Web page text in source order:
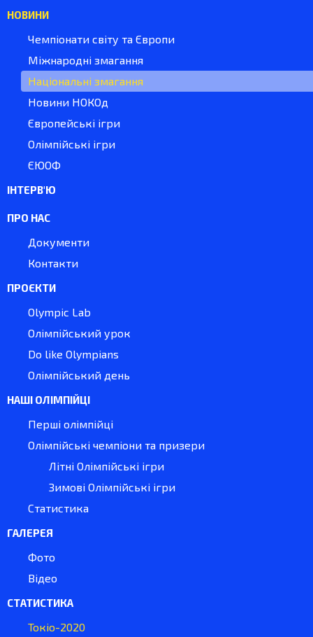
НОВИНИ
Чемпіонати світу та Європи
Міжнародні змагання
Національні змагання
Новини НОКОд
Європейські ігри
Олімпійські ігри
ЄЮОФ
ІНТЕРВ'Ю
ПРО НАС
Документи
Контакти
ПРОЄКТИ
Olympic Lab
Олімпійський урок
Do like Olympians
Олімпійський день
НАШІ ОЛІМПІЙЦІ
Перші олімпійці
Олімпійські чемпіони та призери
Літні Олімпійські ігри
Зимові Олімпійські ігри
Статистика
ГАЛЕРЕЯ
Фото
Відео
СТАТИСТИКА
Токіо-2020